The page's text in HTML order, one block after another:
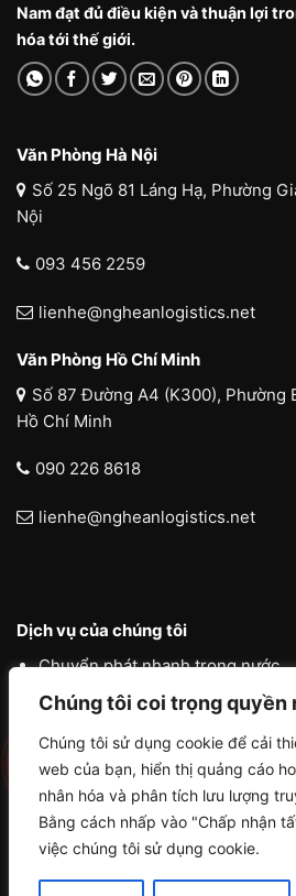
Chúng tôi coi trọng quyền
Chúng tôi sử dụng cookie để cải
web của bạn, hiển thị quảng cáo
nhân hóa và phân tích lưu lượng
Bằng cách nhấp vào "Chấp nhận
việc chúng tôi sử dụng cookie.
Nam đạt đủ điều kiện và thuận lợi
hóa tới thế giới.
Văn Phòng Hà Nội
Số 25 Ngõ 81 Láng Hạ, Phường
Nội
093 456 2259
lienhe@ngheanlogistics.net
Văn Phòng Hồ Chí Minh
Số 87 Đường A4 (K300), Phường
Hồ Chí Minh
090 226 8618
lienhe@ngheanlogistics.net
Dịch vụ của chúng tôi
Chuyển phát nhanh trong nước
Chuyển phát nhanh quốc tế
Liên vận quốc tế
Logistics vận tải nội địa